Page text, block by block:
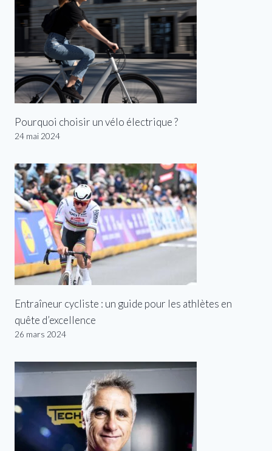
Pourquoi choisir un vélo électrique ?
24 mai 2024
Entraîneur cycliste : un guide pour les athlètes en
quête d’excellence
26 mars 2024